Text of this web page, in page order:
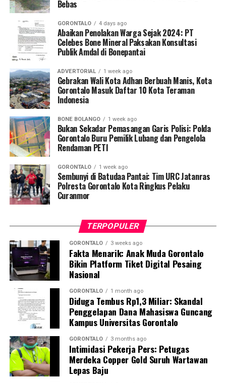
proses penegakan hukum secara tuntas terhadap
praktik PETI di wilayah Kabupaten Bone Bolango,” tegas
Kombes Pol. Maruly Pardede.
Dari hasil penyisiran di Tempat Kejadian Perkara (TKP),
operasional, meliputi dua karung material batu galian,
dua buah pipa karbon, tiga mata borjet hammer, serta
satu buah mangkuk plastik warna biru.
Selain menyegel lubang tambang dan mengamankan
barang bukti material serta alat pengolahan, petugas
turut menempelkan surat imbauan tertulis di sekitar
area penambangan agar tidak ada lagi aktivitas ilegal
yang berlangsung.
Kendati saat tim tiba di lokasi tidak ditemukan adanya
aktivitas penambangan yang tengah berjalan, seluruh
rangkaian kegiatan penyelidikan berlangsung aman,
kondusif, dan tanpa hambatan.
Kombes Pol. Maruly menegaskan, Polda Gorontalo tidak
akan berhenti pada tindakan penyegelan semata.
Pihaknya kini tengah melakukan penelusuran mendalam
terhadap pihak-pihak yang terafiliasi dengan aktivitas
tambang ilegal tersebut.
“Sebagai tindak lanjut, Ditreskrimsus Polda Gorontalo
akan menelusuri seluruh pihak yang terlibat, mulai dari
pemilik lubang tambang, para pekerja di lapangan,
hingga pengelola tempat rendaman material,” pungkas
Maruly.
Bebas
GORONTALO 4 days ago
Abaikan Penolakan Warga Sejak 2024: PT
Celebes Bone Mineral Paksakan Konsultasi
Publik Amdal di Bonepantai
ADVERTORIAL 1 week ago
Gebrakan Wali Kota Adhan Berbuah Manis, Kota
Gorontalo Masuk Daftar 10 Kota Teraman
Indonesia
BONE BOLANGO 1 week ago
Bukan Sekadar Pemasangan Garis Polisi: Polda
Gorontalo Buru Pemilik Lubang dan Pengelola
Rendaman PETI
GORONTALO 1 week ago
Sembunyi di Batudaa Pantai: Tim URC Jatanras
Polresta Gorontalo Kota Ringkus Pelaku
Curanmor
TERPOPULER
GORONTALO 3 weeks ago
Fakta Menarik: Anak Muda Gorontalo
Bikin Platform Tiket Digital Pesaing
Nasional
GORONTALO 1 month ago
Diduga Tembus Rp1,3 Miliar: Skandal
Penggelapan Dana Mahasiswa Guncang
Kampus Universitas Gorontalo
GORONTALO 3 months ago
Intimidasi Pekerja Pers: Petugas
Merdeka Copper Gold Suruh Wartawan
Lepas Baju